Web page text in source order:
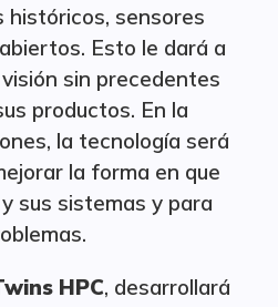
sensores
Esto le dará a
sin precedentes
productos. En la
la tecnología será
la forma en que
sus sistemas y para
HPC, desarrollará